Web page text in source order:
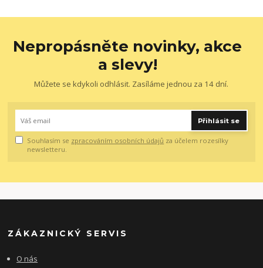
Nepropásněte novinky, akce
a slevy!
Můžete se kdykoli odhlásit. Zasíláme jednou za 14 dní.
Přihlásit se
Souhlasím se zpracováním osobních údajů za účelem rozesílky
newsletteru.
ZÁKAZNICKÝ SERVIS
O nás